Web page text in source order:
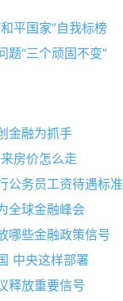
平国家”自我标榜
题“三个顽固不变”
金融为抓手
房价怎么走
公务员工资待遇标准
全球金融峰会
哪些金融政策信号
中央这样部署
释放重要信号